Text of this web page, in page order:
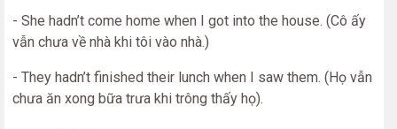
- She hadn’t come home when I got into the house. (Cô ấy
vẫn chưa về nhà khi tôi vào nhà.)
- They hadn’t finished their lunch when I saw them. (Họ vẫn
chưa ăn xong bữa trưa khi trông thấy họ).